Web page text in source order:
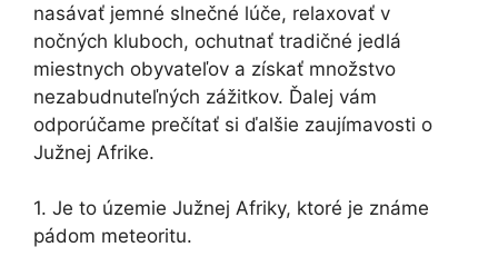
nasávať jemné slnečné lúče, relaxovať v
nočných kluboch, ochutnať tradičné jedlá
miestnych obyvateľov a získať množstvo
nezabudnuteľných zážitkov. Ďalej vám
odporúčame prečítať si ďalšie zaujímavosti o
Južnej Afrike.
1. Je to územie Južnej Afriky, ktoré je známe
pádom meteoritu.